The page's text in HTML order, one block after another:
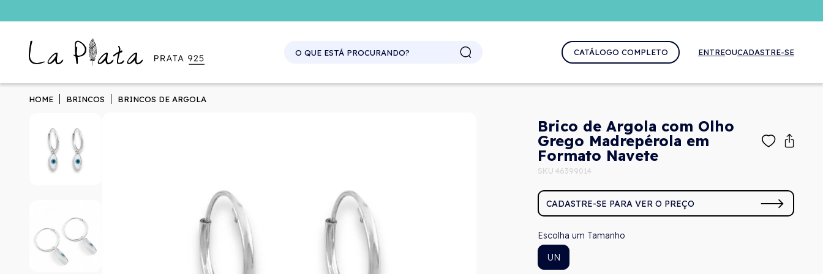
CATÁLOGO COMPLETO ENTREOUCADASTRE-SE
HOME BRINCOS BRINCOS DE ARGOLA
Brico de Argola com Olho
Grego Madrepérola em
Formato Navete
SKU 46399014
CADASTRE-SE PARA VER O PREÇO
Tamanho
UN